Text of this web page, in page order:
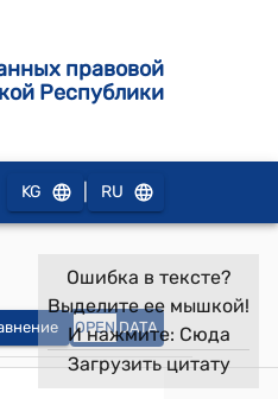
правовой
Республики
KG RU
OPEN DATA
Ошибка в тексте?
Выделите ее мышкой!
И нажмите: Сюда
Загрузить цитату